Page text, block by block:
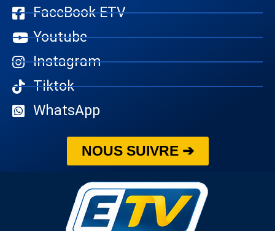
FaceBook ETV
Youtube
Instagram
Tiktok
WhatsApp
NOUS SUIVRE ➔